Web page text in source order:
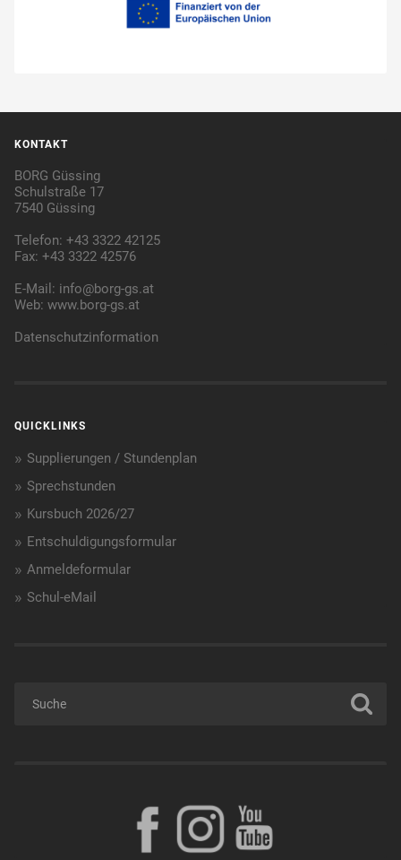
KONTAKT
BORG Güssing
Schulstraße 17
7540 Güssing
Telefon: +43 3322 42125
Fax: +43 3322 42576
E-Mail: info@borg-gs.at
Web:www.borg-gs.at
Datenschutzinformation
QUICKLINKS
Supplierungen / Stundenplan
Sprechstunden
Kursbuch 2026/27
Entschuldigungsformular
Anmeldeformular
Schul-eMail